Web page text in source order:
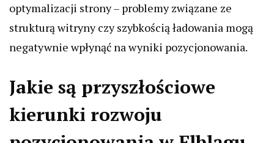
optymalizacji strony – problemy związane ze
strukturą witryny czy szybkością ładowania mogą
negatywnie wpłynąć na wyniki pozycjonowania.
Jakie są przyszłościowe
kierunki rozwoju